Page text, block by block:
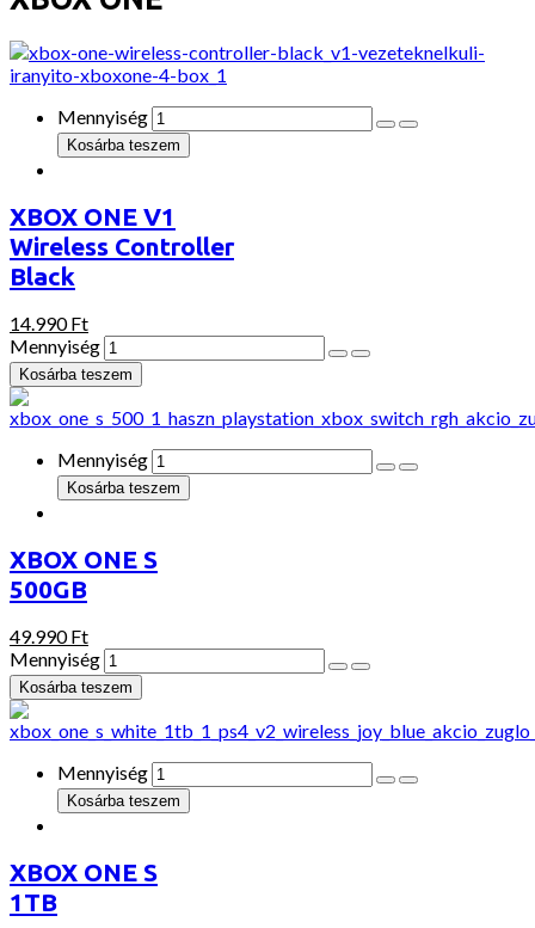
Mennyiség
XBOX ONE V1
Wireless Controller
Black
14.990 Ft
Mennyiség
Mennyiség
XBOX ONE S
500GB
49.990 Ft
Mennyiség
Mennyiség
XBOX ONE S
1TB